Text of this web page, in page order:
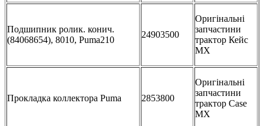
Подшипник ролик. конич.
(84068654), 8010, Puma210
24903500
Оригінальні
запчастини
трактор Кейс
МХ
Прокладка коллектора Puma 2853800
Оригінальні
запчастини
трактор Case
MX